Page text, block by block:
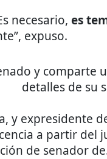
necesario, es
expuso.
y
detalles de su
y expresidente
a partir del
de senador